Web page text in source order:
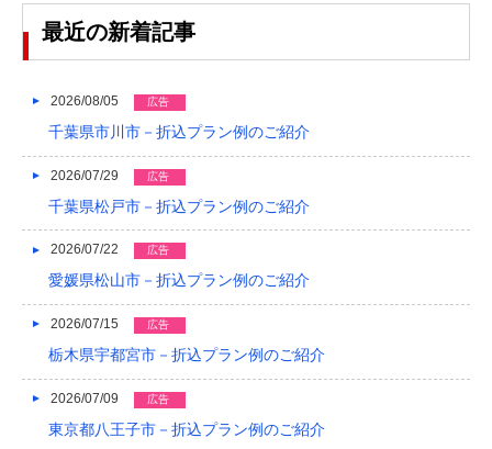
2024/02
2023/12
2023/11
2023/10
2023/09
2023/07
2023/06
2023/05
2023/04
最近の新着記事
2026/08/05 広告
千葉県市川市－折込プラン例のご紹介
2026/07/29 広告
千葉県松戸市－折込プラン例のご紹介
2026/07/22 広告
愛媛県松山市－折込プラン例のご紹介
2026/07/15 広告
栃木県宇都宮市－折込プラン例のご紹介
2026/07/09 広告
東京都八王子市－折込プラン例のご紹介